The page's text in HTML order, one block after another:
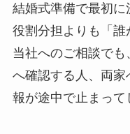
結婚式準備で最初
役割分担よりも「誰
当社へのご相談で
へ確認する人、両
報が途中で止まって